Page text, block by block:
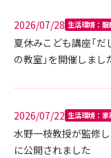
2026/07/28 生活環境：服
夏休みこども講座「
の教室」を開催しまし
2026/07/22 生活環境：家
水野一枝教授が監修
に公開されました